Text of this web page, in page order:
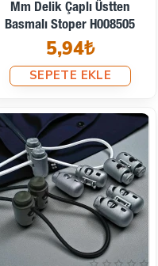
Mm Delik Çaplı Üstten
Basmalı Stoper H008505
5,94₺
SEPETE EKLE